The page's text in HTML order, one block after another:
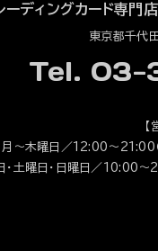
ーディングカード専門店
東京都千代
Tel.
【
月～木曜日／12:00～
・土曜日・日曜日／10:00